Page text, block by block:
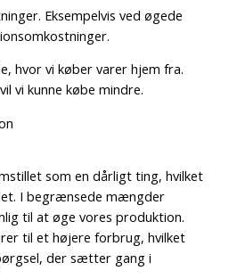
Eksempelvis ved øgede
hvor vi køber varer hjem fra.
vi kunne købe mindre.
som en dårligt ting, hvilket
I begrænsede mængder
til at øge vores produktion.
til et højere forbrug, hvilket
der sætter gang i